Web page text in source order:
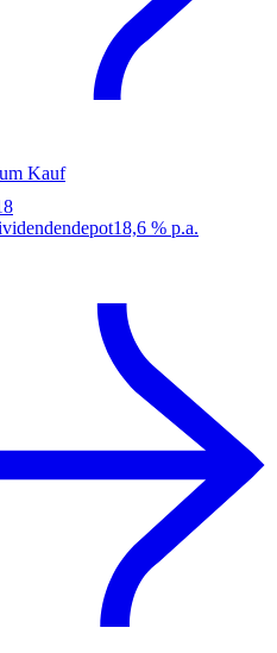
Kauf
18,6 % p.a.